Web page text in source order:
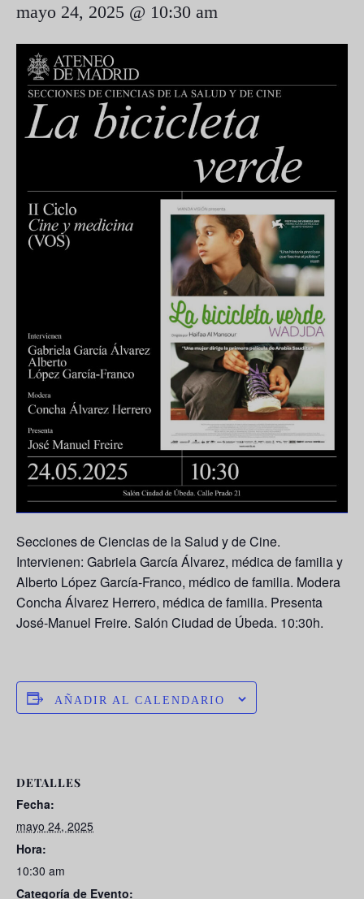
mayo 24, 2025 @ 10:30 am
Secciones de Ciencias de la Salud y de Cine.
Intervienen: Gabriela García Álvarez, médica de familia y
Alberto López García-Franco, médico de familia. Modera
Concha Álvarez Herrero, médica de familia. Presenta
José-Manuel Freire. Salón Ciudad de Úbeda. 10:30h.
AÑADIR AL CALENDARIO
DETALLES
Fecha:
mayo 24, 2025
Hora:
10:30 am
Categoría de Evento: